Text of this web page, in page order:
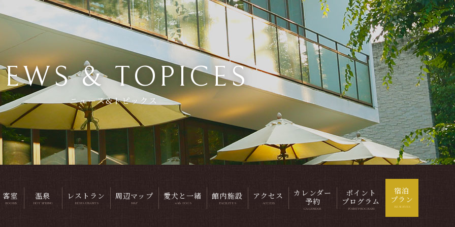
& TOPICES
ニュース&トピックス
客室
ROOMS
温泉
HOT SPRING
レストラン
RESTAURANTS
周辺マップ
MAP
愛犬と一緒
with DOGS
館内施設
FACILITES
アクセス
ACCESS
カレンダー
予約
CALENDAR
ポイント
プログラム
POINTPROGRAM
宿泊
プラン
RESERVES